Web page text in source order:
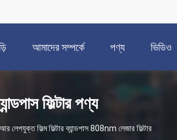
আমাদের সম্পর্কে পণ্য ভিডিও
ফিল্টার পণ্য
লেপযুক্ত ফিল্ম ফিল্টার ব্যান্ডপাস 808nm লেজার ফিল্টার